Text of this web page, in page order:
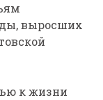
выросших
к жизни